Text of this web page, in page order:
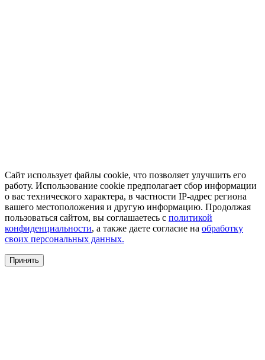
Сайт использует файлы cookie, что позволяет улучшить его
работу. Использование cookie предполагает сбор информации
о вас технического характера, в частности IP-адрес региона
вашего местоположения и другую информацию. Продолжая
пользоваться сайтом, вы соглашаетесь с политикой
конфиденциальности, а также даете согласие на обработку
своих персональных данных.
Принять